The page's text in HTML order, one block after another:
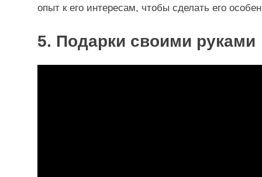
опыт к его интересам, чтобы сделать его
5. Подарки своими руками